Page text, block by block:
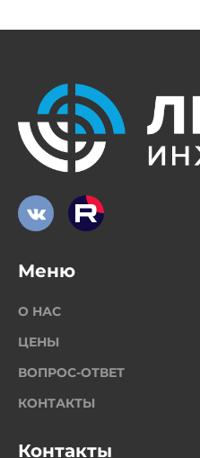
Контакты
Меню
О НАС
ЦЕНЫ
ВОПРОС-ОТВЕТ
КОНТАКТЫ